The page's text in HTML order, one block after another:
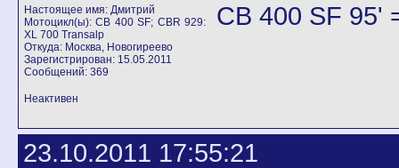
Настоящее имя: Дмитрий
Мотоцикл(ы): CB 400 SF; CBR 929:
XL 700 Transalp
Откуда: Москва, Новогиреево
Зарегистрирован: 15.05.2011
Сообщений: 369
CB 400 SF 95'
Неактивен
23.10.2011 17:55:21